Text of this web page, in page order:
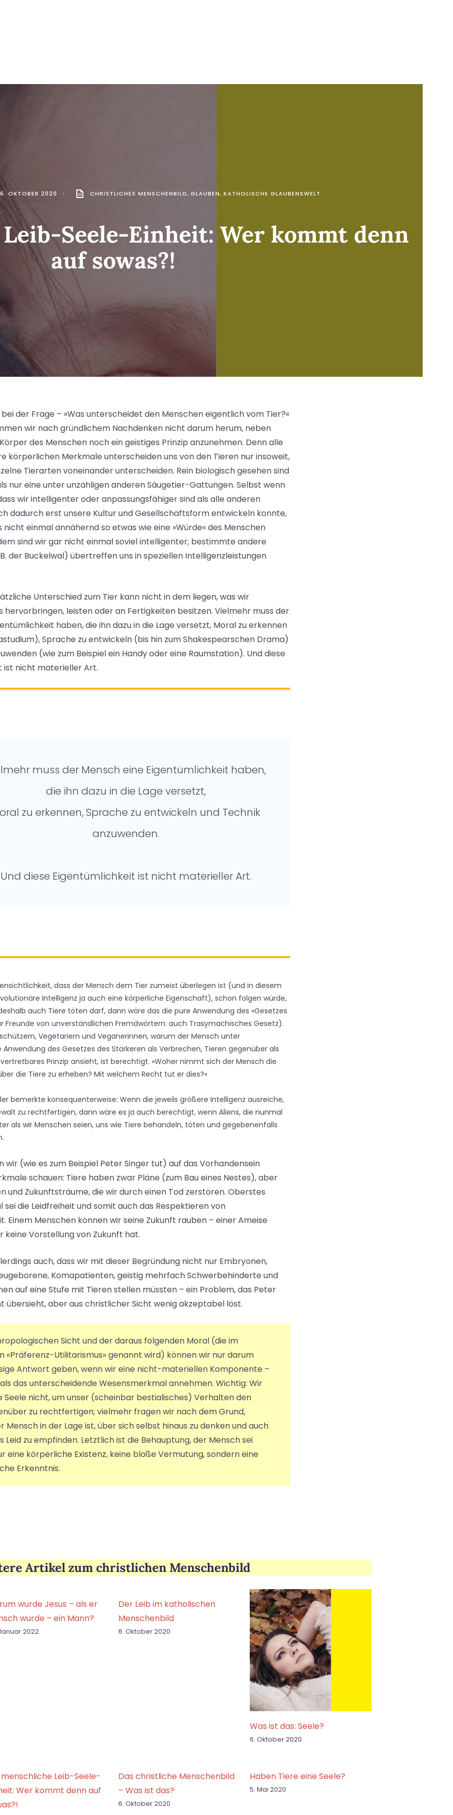
6. OKTOBER 2020 • CHRISTLICHES MENSCHENBILD, GLAUBEN, KATHOLISCHE GLAUBENSWELT
Seele-Einheit: Wer kommt denn
auf sowas?!
der Frage – »Was unterscheidet den Menschen eigentlich vom Tier?«
wir nach gründlichem Nachdenken nicht darum herum, neben
des Menschen noch ein geistiges Prinzip anzunehmen. Denn alle
körperlichen Merkmale unterscheiden uns von den Tieren nur insoweit,
Tierarten voneinander unterscheiden. Rein biologisch gesehen sind
nur eine unter unzähligen anderen Säugetier-Gattungen. Selbst wenn
wir intelligenter oder anpassungsfähiger sind als alle anderen
dadurch erst unsere Kultur und Gesellschaftsform entwickeln konnte,
nicht einmal annähernd so etwas wie eine »Würde« des Menschen
sind wir gar nicht einmal soviel intelligenter; bestimmte andere
der Buckelwal) übertreffen uns in speziellen Intelligenzleistungen
Unterschied zum Tier kann nicht in dem liegen, was wir
hervorbringen, leisten oder an Fertigkeiten besitzen. Vielmehr muss der
haben, die ihn dazu in die Lage versetzt, Moral zu erkennen
Sprache zu entwickeln (bis hin zum Shakespearschen Drama)
(wie zum Beispiel ein Handy oder eine Raumstation). Und diese
ist nicht materieller Art.
muss der Mensch eine Eigentümlichkeit haben,
die ihn dazu in die Lage versetzt,
zu erkennen, Sprache zu entwickeln und Technik
anzuwenden.
Und diese Eigentümlichkeit ist nicht materieller Art.
dass der Mensch dem Tier zumeist überlegen ist (und in diesem
Intelligenz ja auch eine körperliche Eigenschaft), schon folgen würde,
auch Tiere töten darf, dann wäre das die pure Anwendung des »Gesetzes
Freunde von unverständlichen Fremdwörtern: auch Trasymachisches Gesetz).
Vegetariern und Veganerinnen, warum der Mensch unter
des Gesetzes des Stärkeren als Verbrechen, Tieren gegenüber als
Prinzip ansieht, ist berechtigt. »Woher nimmt sich der Mensch die
die Tiere zu erheben? Mit welchem Recht tut er dies?«
bemerkte konsequenterweise: Wenn die jeweils größere Intelligenz ausreiche,
zu rechtfertigen, dann wäre es ja auch berechtigt, wenn Aliens, die nunmal
als wir Menschen seien, uns wie Tiere behandeln, töten und gegebenenfalls
wir (wie es zum Beispiel Peter Singer tut) auf das Vorhandensein
schauen: Tiere haben zwar Pläne (zum Bau eines Nestes), aber
und Zukunftsträume, die wir durch einen Tod zerstören. Oberstes
sei die Leidfreiheit und somit auch das Respektieren von
Einem Menschen können wir seine Zukunft rauben – einer Ameise
keine Vorstellung von Zukunft hat.
auch, dass wir mit dieser Begründung nicht nur Embryonen,
Komapatienten, geistig mehrfach Schwerbehinderte und
auf eine Stufe mit Tieren stellen müssten – ein Problem, das Peter
übersieht, aber aus christlicher Sicht wenig akzeptabel löst.
Sicht und der daraus folgenden Moral (die im
«Präferenz-Utilitarismus» genannt wird) können wir nur darum
Antwort geben, wenn wir eine nicht-materiellen Komponente –
das unterscheidende Wesensmerkmal annehmen. Wichtig: Wir
Seele nicht, um unser (scheinbar bestialisches) Verhalten den
zu rechtfertigen; vielmehr fragen wir nach dem Grund,
Mensch in der Lage ist, über sich selbst hinaus zu denken und auch
Leid zu empfinden. Letztlich ist die Behauptung, der Mensch sei
eine körperliche Existenz, keine bloße Vermutung, sondern eine
Erkenntnis.
Artikel zum christlichen Menschenbild
wurde Jesus – als er
wurde – ein Mann?
2022
Der Leib im katholischen
Menschenbild
6. Oktober 2020
Was ist das: Seele?
6. Oktober 2020
menschliche Leib-Seele-
Wer kommt denn auf
Das christliche Menschenbild
– Was ist das?
6. Oktober 2020
Haben Tiere eine Seele?
5. Mai 2020